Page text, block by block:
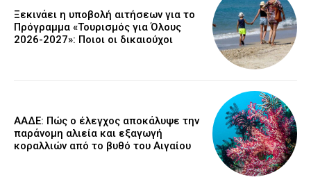
Ξεκινάει η υποβολή αιτήσεων για το
Πρόγραμμα «Τουρισμός για Όλους
2026-2027»: Ποιοι οι δικαιούχοι
ΑΑΔΕ: Πώς ο έλεγχος αποκάλυψε την
παράνομη αλιεία και εξαγωγή
κοραλλιών από το βυθό του Αιγαίου